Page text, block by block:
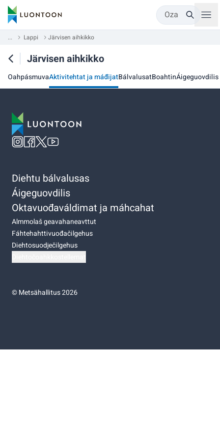
Oza
... Lappi Järvisen aihkikko
Järvisen aihkikko
OahpásmuvaAktivitehtat ja máđijatBálvalusatBoahtinÁigeguovdilis
Diehtu bálvalusas
Áigeguovdilis
Oktavuođaváldimat ja máhcahat
Almmolaš geavahaneavttut
Fáhtehahttivuođačilgehus
Diehtosuodječilgehus
©Metsähallitus 2026